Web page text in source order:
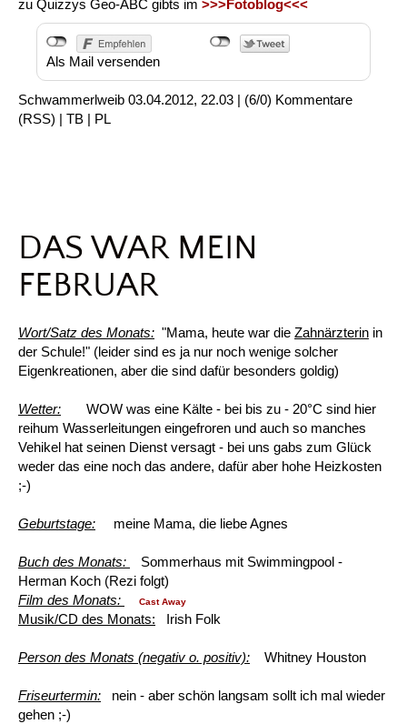
zu Quizzys Geo-ABC gibts im >>>Fotoblog<<<
Als Mail versenden
Schwammerlweib 03.04.2012, 22.03 | (6/0) Kommentare
(RSS) | TB | PL
DAS WAR MEIN
FEBRUAR
Wort/Satz des Monats: "Mama, heute war die Zahnärzterin in
der Schule!" (leider sind es ja nur noch wenige solcher
Eigenkreationen, aber die sind dafür besonders goldig)
Wetter: WOW was eine Kälte - bei bis zu - 20°C sind hier
reihum Wasserleitungen eingefroren und auch so manches
Vehikel hat seinen Dienst versagt - bei uns gabs zum Glück
weder das eine noch das andere, dafür aber hohe Heizkosten
;-)
Geburtstage: meine Mama, die liebe Agnes
Buch des Monats:
Sommerhaus mit Swimmingpool -
Herman Koch (Rezi folgt)
Film des Monats:
Cast Away
Musik/CD des Monats: Irish Folk
Person des Monats (negativ o. positiv): Whitney Houston
Friseurtermin: nein - aber schön langsam sollt ich mal wieder
gehen ;-)